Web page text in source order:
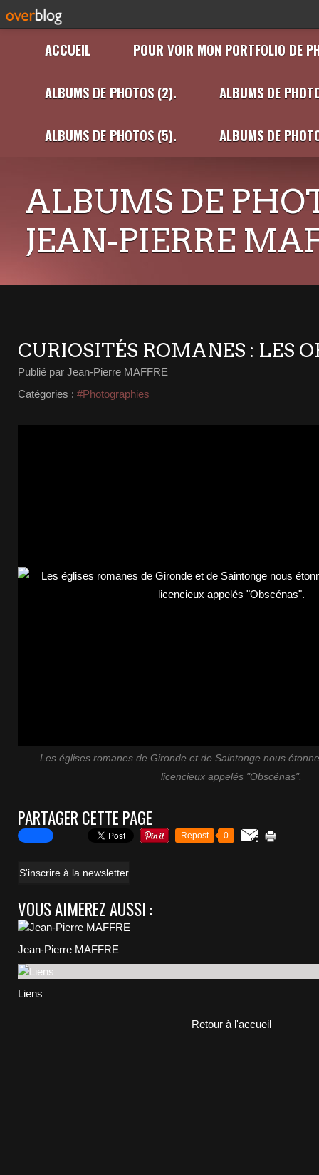
ACCUEIL POUR VOIR MON PORTFOLIO DE
ALBUMS DE PHOTOS (2). ALBUMS DE
ALBUMS DE PHOTOS (5). ALBUMS DE
ALBUMS DE
JEAN-PIERRE
CURIOSITÉS ROMANES : LES
Publié par Jean-Pierre MAFFRE
Catégories : #Photographies
Les églises romanes de Gironde et de Saintonge nous
licencieux appelés "Obscénas".
PARTAGER CETTE PAGE
Repost 0
S'inscrire à la newsletter
VOUS AIMEREZ AUSSI :
Jean-Pierre MAFFRE
Liens
Retour à l'accueil